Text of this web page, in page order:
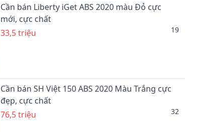
Cần bán Liberty iGet ABS 2020 màu Đỏ cực
mới, cực chất
33,5 triệu
19
Cần bán SH Việt 150 ABS 2020 Màu Trắng cực
đẹp, cực chất
76,5 triệu
32